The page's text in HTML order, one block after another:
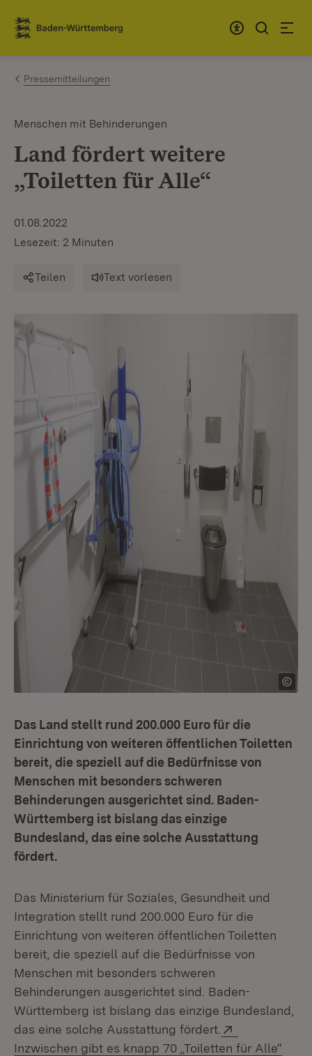
Zum Inhalt springen
Link zur Startseite
Pressemitteilungen
Menschen mit Behinderungen
Land fördert weitere
„Toiletten für Alle“
01.08.2022
Lesezeit: 2 Minuten
Teilen Text vorlesen
Das Land stellt rund 200.000 Euro für die
Einrichtung von weiteren öffentlichen Toiletten
bereit, die speziell auf die Bedürfnisse von
Menschen mit besonders schweren
Behinderungen ausgerichtet sind. Baden-
Württemberg ist bislang das einzige
Bundesland, das eine solche Ausstattung
fördert.
Das Ministerium für Soziales, Gesundheit und
Integration stellt rund 200.000 Euro für die
Einrichtung von weiteren öffentlichen Toiletten
bereit, die speziell auf die Bedürfnisse von
Menschen mit besonders schweren
Behinderungen ausgerichtet sind. Baden-
Württemberg ist bislang das einzige Bundesland,
das eine solche Ausstattung fördert.
Inzwischen gibt es knapp 70 „Toiletten für Alle“